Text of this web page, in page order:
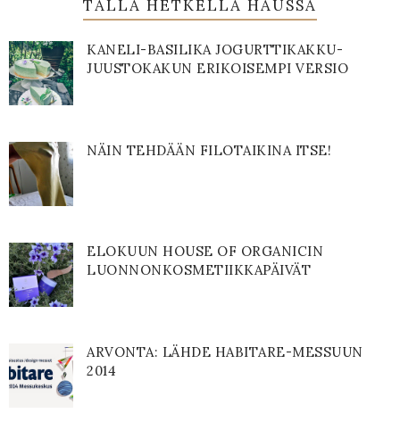
TÄLLÄ HETKELLÄ HAUSSA
KANELI-BASILIKA JOGURTTIKAKKU-
JUUSTOKAKUN ERIKOISEMPI VERSIO
NÄIN TEHDÄÄN FILOTAIKINA ITSE!
ELOKUUN HOUSE OF ORGANICIN
LUONNONKOSMETIIKKAPÄIVÄT
ARVONTA: LÄHDE HABITARE-MESSUUN
2014